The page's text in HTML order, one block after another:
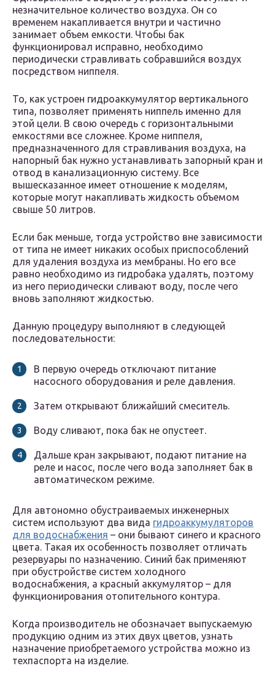
незначительное количество воздуха. Он со
временем накапливается внутри и частично
занимает объем емкости. Чтобы бак
функционировал исправно, необходимо
периодически стравливать собравшийся воздух
посредством ниппеля.
То, как устроен гидроаккумулятор вертикального
типа, позволяет применять ниппель именно для
этой цели. В свою очередь с горизонтальными
емкостями все сложнее. Кроме ниппеля,
предназначенного для стравливания воздуха, на
напорный бак нужно устанавливать запорный кран и
отвод в канализационную систему. Все
вышесказанное имеет отношение к моделям,
которые могут накапливать жидкость объемом
свыше 50 литров.
Если бак меньше, тогда устройство вне зависимости
от типа не имеет никаких особых приспособлений
для удаления воздуха из мембраны. Но его все
равно необходимо из гидробака удалять, поэтому
из него периодически сливают воду, после чего
вновь заполняют жидкостью.
Данную процедуру выполняют в следующей
последовательности:
В первую очередь отключают питание
насосного оборудования и реле давления.
Затем открывают ближайший смеситель.
Воду сливают, пока бак не опустеет.
Дальше кран закрывают, подают питание на
реле и насос, после чего вода заполняет бак в
автоматическом режиме.
Для автономно обустраиваемых инженерных
систем используют два вида гидроаккумуляторов
для водоснабжения – они бывают синего и красного
цвета. Такая их особенность позволяет отличать
резервуары по назначению. Синий бак применяют
при обустройстве систем холодного
водоснабжения, а красный аккумулятор – для
функционирования отопительного контура.
Когда производитель не обозначает выпускаемую
продукцию одним из этих двух цветов, узнать
назначение приобретаемого устройства можно из
техпаспорта на изделие.